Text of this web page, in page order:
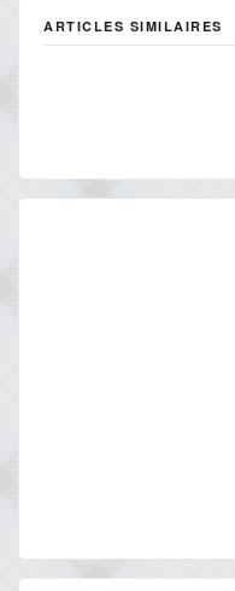
ARTICLES SIMILAIRES